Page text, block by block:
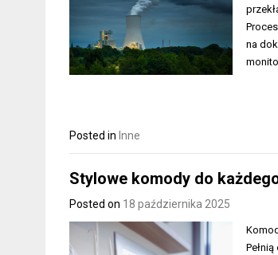
na
Posted in Inne
Stylowe komody do
Posted on 18 października 2025